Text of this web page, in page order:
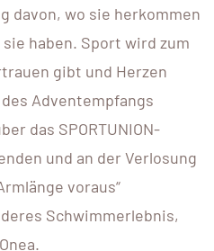
davon, wo sie herkommen
haben. Sport wird zum
gibt und Herzen
des Adventempfangs
das SPORTUNION-
und an der Verlosung
voraus“
Schwimmerlebnis,